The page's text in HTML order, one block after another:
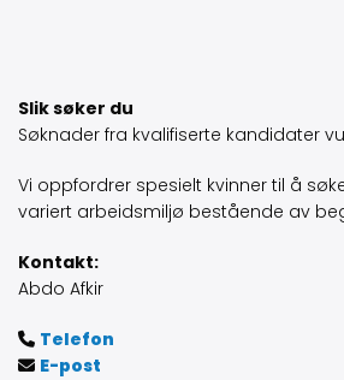
Slik søker du
Søknader fra kvalifiserte kandidater
Vi oppfordrer spesielt kvinner til å
variert arbeidsmiljø bestående av
Kontakt:
Abdo Afkir
 Telefon
 E-post